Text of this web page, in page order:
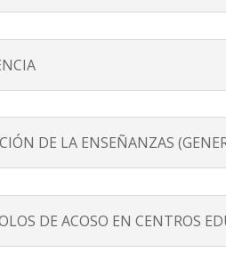
DE LA ENSEÑANZAS
DE ACOSO EN CENTROS